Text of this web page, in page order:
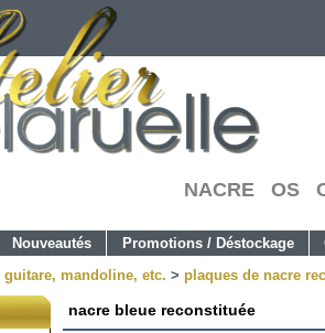
NACRE OS
Nouveautés Promotions / Déstockage
guitare, mandoline, etc. > plaques de nacre
nacre bleue reconstituée